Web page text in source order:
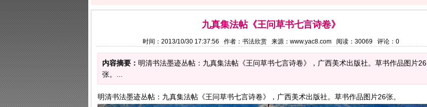
九真集法帖《王问草书七言诗卷》
时间：2013/10/30 17:37:56 作者：书法欣赏 来源：www.yac8.com 阅读： 30069 评论： 0
内容摘要： 明清书法墨迹丛帖：九真集法帖《王问草书七言诗卷》，广西美术出版社。草书作品图片26
张。...
明清书法墨迹丛帖：九真集法帖《王问草书七言诗卷》，广西美术出版社。草书作品图片26张。